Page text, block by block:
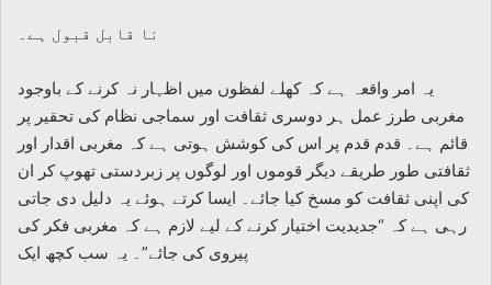
نا قابل قبول ہے۔
یہ امر واقعہ ہے کہ کھلے لفظوں میں اظہار نہ کرنے کے باوجود
مغربی طرز عمل ہر دوسری ثقافت اور سماجی نظام کی تحقیر پر
قائم ہے۔ قدم قدم پر اس کی کوشش ہوتی ہے کہ مغربی اقدار اور
ثقافتی طور طریقے دیگر قوموں اور لوگوں پر زبردستی تھوپ کر ان
کی اپنی ثقافت کو مسخ کیا جائے۔ ایسا کرتے ہوئے یہ دلیل دی جاتی
رہی ہے کہ “جدیدیت اختیار کرنے کے لیے لازم ہے کہ مغربی فکر کی
پیروی کی جائے”۔ یہ سب کچھ ایک